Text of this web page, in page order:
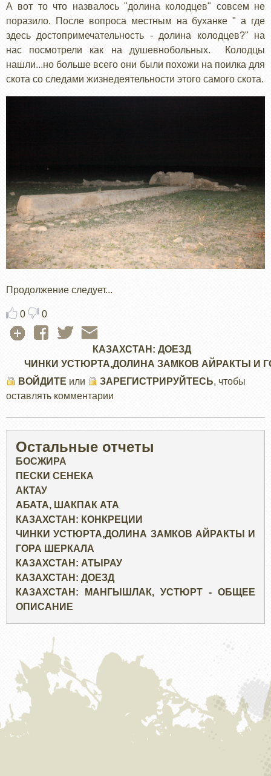
А вот то что назвалось "долина колодцев" совсем не
поразило. После вопроса местным на буханке " а где
здесь достопримечательность - долина колодцев?" на
нас посмотрели как на душевнобольных. Колодцы
нашли...но больше всего они были похожи на поилка для
скота со следами жизнедеятельности этого самого скота.
Продолжение следует...
0 0
КАЗАХСТАН: ДОЕЗД
ЧИНКИ УСТЮРТА,ДОЛИНА ЗАМКОВ АЙРАКТЫ И
ВОЙДИТЕ или ЗАРЕГИСТРИРУЙТЕСЬ, чтобы
оставлять комментарии
Остальные отчеты
БОСЖИРА
ПЕСКИ СЕНЕКА
АКТАУ
АБАТА, ШАКПАК АТА
КАЗАХСТАН: КОНКРЕЦИИ
ЧИНКИ УСТЮРТА,ДОЛИНА ЗАМКОВ АЙРАКТЫ И
ГОРА ШЕРКАЛА
КАЗАХСТАН: АТЫРАУ
КАЗАХСТАН: ДОЕЗД
КАЗАХСТАН: МАНГЫШЛАК, УСТЮРТ - ОБЩЕЕ
ОПИСАНИЕ